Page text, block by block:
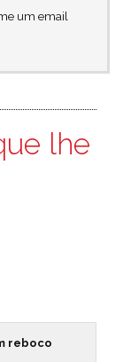
um email
lhe
reboco